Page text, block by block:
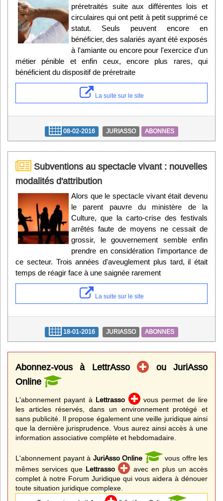
préretraités suite aux différentes lois et
circulaires qui ont petit à petit supprimé ce
statut. Seuls peuvent encore en
bénéficier, des salariés ayant été exposés
à l'amiante ou encore pour l'exercice d'un
métier pénible et enfin ceux, encore plus rares, qui
bénéficient du dispositif de préretraite
La suite sur le site
08-02-2016 JURIASSO ABONNES
Subventions au spectacle vivant : nouvelles
modalités d'attribution
Alors que le spectacle vivant était devenu
le parent pauvre du ministère de la
Culture, que la carto-crise des festivals
arrêtés faute de moyens ne cessait de
grossir, le gouvernement semble enfin
prendre en considération l'importance de
ce secteur. Trois années d'aveuglement plus tard, il était
temps de réagir face à une saignée rarement
La suite sur le site
18-01-2016 JURIASSO ABONNES
Abonnez-vous à LettrAsso
ou JuriAsso
Online
L'abonnement payant à Lettrasso
vous permet de lire
les articles réservés, dans un environnement protégé et
sans publicité. Il propose également une veille juridique ainsi
que la dernière jurisprudence. Vous aurez ainsi accès à une
information associative complète et hebdomadaire.
L'abonnement payant à JuriAsso Online
vous offre les
mêmes services que Lettrasso
avec en plus un accès
complet à notre Forum Juridique qui vous aidera à dénouer
toute situation juridique complexe.